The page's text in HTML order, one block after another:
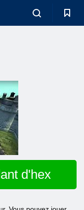
d'hex